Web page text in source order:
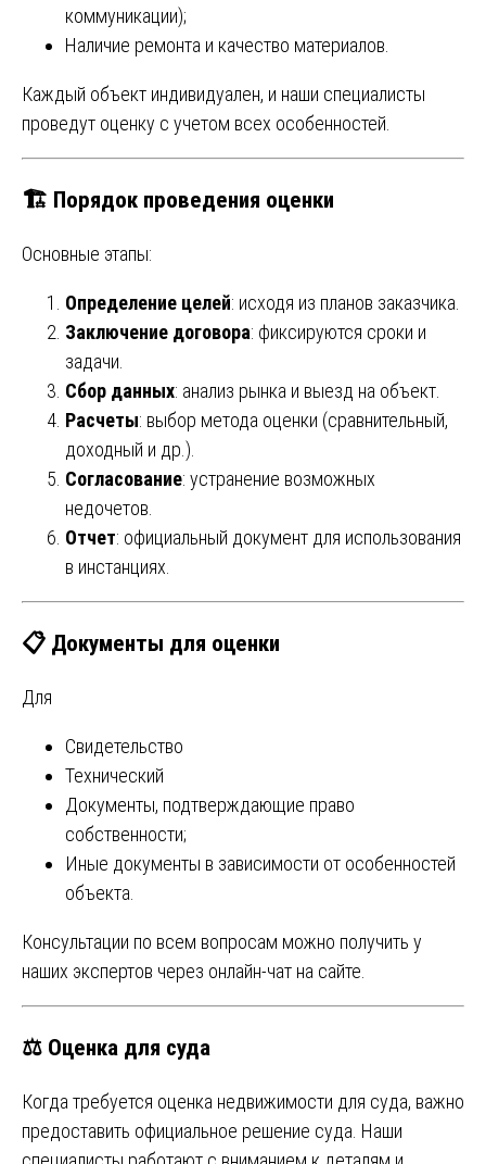
коммуникации);
Наличие ремонта и качество материалов.
Каждый объект индивидуален, и наши специалисты
проведут оценку с учетом всех особенностей.
🏗️ Порядок проведения оценки
Основные этапы:
Определение целей: исходя из планов заказчика.
Заключение договора: фиксируются сроки и
задачи.
Сбор данных: анализ рынка и выезд на объект.
Расчеты: выбор метода оценки (сравнительный,
доходный и др.).
Согласование: устранение возможных
недочетов.
Отчет: официальный документ для использования
в инстанциях.
📋 Документы для оценки
Для
Свидетельство
Технический
Документы, подтверждающие право
собственности;
Иные документы в зависимости от особенностей
объекта.
Консультации по всем вопросам можно получить у
наших экспертов через онлайн-чат на сайте.
⚖️ Оценка для суда
Когда требуется оценка недвижимости для суда, важно
предоставить официальное решение суда. Наши